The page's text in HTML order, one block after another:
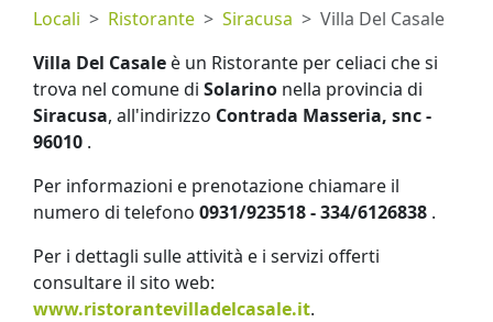
Locali Ristorante Siracusa
Villa Del Casale
Villa Del Casale è un Ristorante per celiaci che si
trova nel comune di Solarino nella provincia di
Siracusa, all'indirizzo Contrada Masseria, snc -
96010 .
Per informazioni e prenotazione chiamare il
numero di telefono 0931/923518 - 334/6126838 .
Per i dettagli sulle attività e i servizi offerti
consultare il sito web:
www.ristorantevilladelcasale.it.